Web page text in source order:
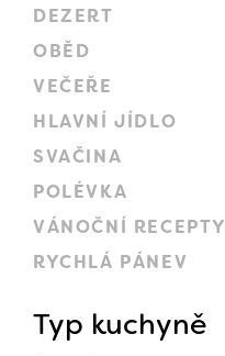
DEZERT
OBĚD
VEČEŘE
HLAVNÍ JÍDLO
SVAČINA
POLÉVKA
VÁNOČNÍ RECEPTY
RYCHLÁ PÁNEV
Typ kuchyně